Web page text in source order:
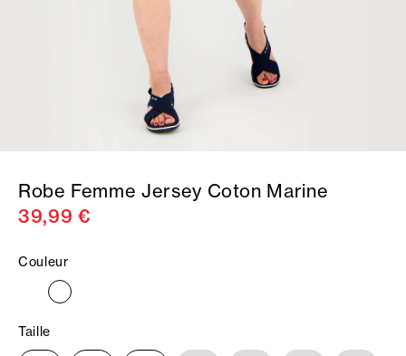
Robe Femme Jersey Coton Marine
39,99 €
Couleur
Taille